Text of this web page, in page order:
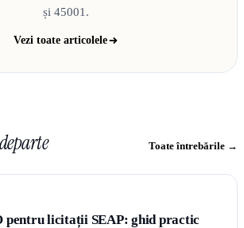
și 45001.
Vezi toate articolele
Toate întrebările →
pentru licitații SEAP: ghid practic